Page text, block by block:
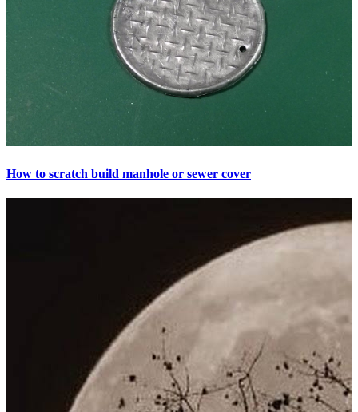
How to scratch build manhole or sewer cover